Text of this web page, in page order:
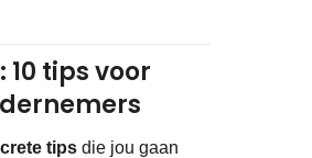
tips voor
tips die jou gaan